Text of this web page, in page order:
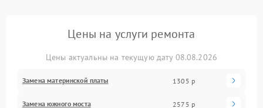
Цены на услуги ремонта
Цены актуальны на текущую дату 08.08.2026
Замена материнской платы 1305 р
Замена южного моста 2575 р